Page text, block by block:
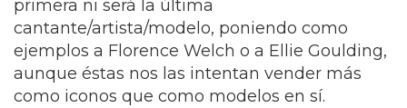
primera ni será la última
cantante/artista/modelo, poniendo como
ejemplos a Florence Welch o a Ellie Goulding,
aunque éstas nos las intentan vender más
como iconos que como modelos en sí.